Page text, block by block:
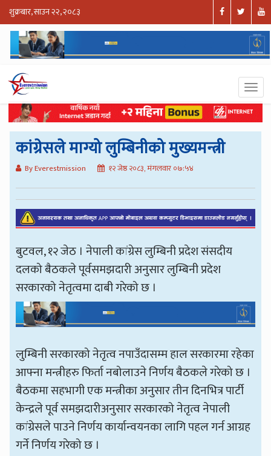
शुक्रबार, साउन २२, २०८३
कांग्रेसले माग्यो लुम्बिनीको मुख्यमन्त्री
By Everestmission १२ जेष्ठ २०८३, मंगलवार ०७:५४
बुटवल, १२ जेठ । नेपाली कांग्रेस लुम्बिनी प्रदेश संसदीय
दलको बैठकले पूर्वसमझदारी अनुसार लुम्बिनी प्रदेश
सरकारको नेतृत्वमा दाबी गरेको छ ।
लुम्बिनी सरकारको नेतृत्व नपाउँदासम्म हाल सरकारमा रहेका
आफ्ना मन्त्रीहरु फिर्ता नबोलाउने निर्णय बैठकले गरेको छ ।
बैठकमा सहभागी एक मन्त्रीका अनुसार तीन दिनभित्र पार्टी
केन्द्रले पूर्व समझदारीअनुसार सरकारको नेतृत्व नेपाली
कांग्रेसले पाउने निर्णय कार्यान्वयनका लागि पहल गर्न आग्रह
गर्ने निर्णय गरेको छ ।